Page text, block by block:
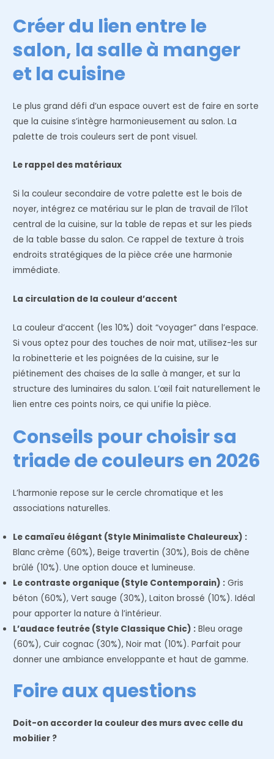
Créer du lien entre le
salon, la salle à manger
et la cuisine
Le plus grand défi d’un espace ouvert est de faire en sorte
que la cuisine s’intègre harmonieusement au salon. La
palette de trois couleurs sert de pont visuel.
Le rappel des matériaux
Si la couleur secondaire de votre palette est le bois de
noyer, intégrez ce matériau sur le plan de travail de l’îlot
central de la cuisine, sur la table de repas et sur les pieds
de la table basse du salon. Ce rappel de texture à trois
endroits stratégiques de la pièce crée une harmonie
immédiate.
La circulation de la couleur d’accent
La couleur d’accent (les 10%) doit “voyager” dans l’espace.
Si vous optez pour des touches de noir mat, utilisez-les sur
la robinetterie et les poignées de la cuisine, sur le
piétinement des chaises de la salle à manger, et sur la
structure des luminaires du salon. L’œil fait naturellement le
lien entre ces points noirs, ce qui unifie la pièce.
Conseils pour choisir sa
triade de couleurs en 2026
L’harmonie repose sur le cercle chromatique et les
associations naturelles.
Le camaïeu élégant (Style Minimaliste Chaleureux) :
Blanc crème (60%), Beige travertin (30%), Bois de chêne
brûlé (10%). Une option douce et lumineuse.
Le contraste organique (Style Contemporain) : Gris
béton (60%), Vert sauge (30%), Laiton brossé (10%). Idéal
pour apporter la nature à l’intérieur.
L’audace feutrée (Style Classique Chic) : Bleu orage
(60%), Cuir cognac (30%), Noir mat (10%). Parfait pour
donner une ambiance enveloppante et haut de gamme.
Foire aux questions
Doit-on accorder la couleur des murs avec celle du
mobilier ?